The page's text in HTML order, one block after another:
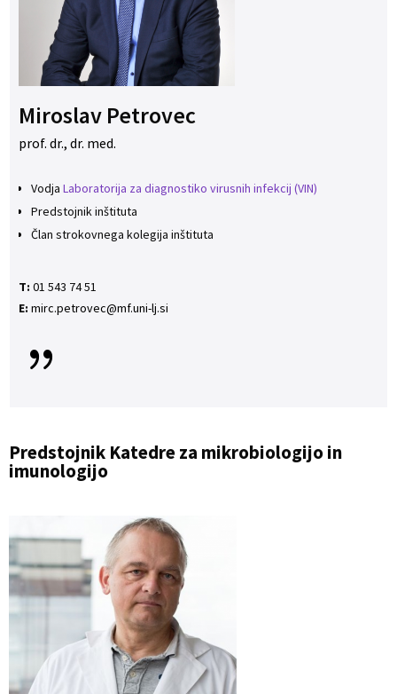
Miroslav Petrovec
prof. dr., dr. med.
VodjaLaboratorija za diagnostiko virusnih infekcij (VIN)
Predstojnik inštituta
Član strokovnega kolegija inštituta
T: 01 543 74 51
E:mirc.petrovec@mf.uni-lj.si
{
Predstojnik Katedre za mikrobiologijo in
imunologijo